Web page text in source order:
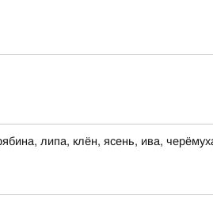
липа, клён, ясень, ива,